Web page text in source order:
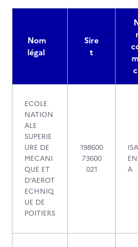
Nom
légal
Sire
t
ECOLE
NATION
ALE
SUPERIE
URE DE
MECANI
QUE ET
D'AEROT
ECHNIQ
UE DE
POITIERS
198600
73600
021
A